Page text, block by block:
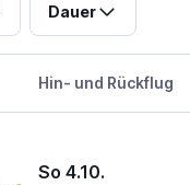
Dauer
Hin- und Rückflug
So 4.10.